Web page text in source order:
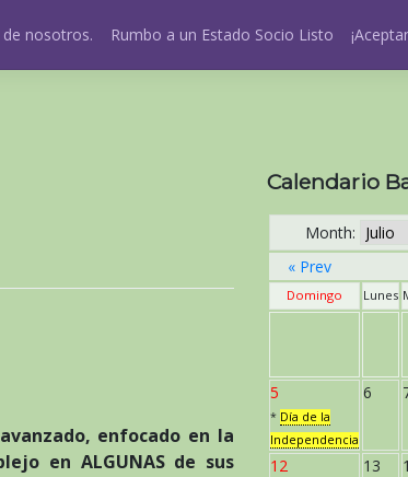
de nosotros. Rumbo a un Estado Socio Listo
enfocado en la
en ALGUNAS de sus
Calendario
Month:
« Prev
Domingo Lunes
5
* Día de la
Independencia
6
12 13